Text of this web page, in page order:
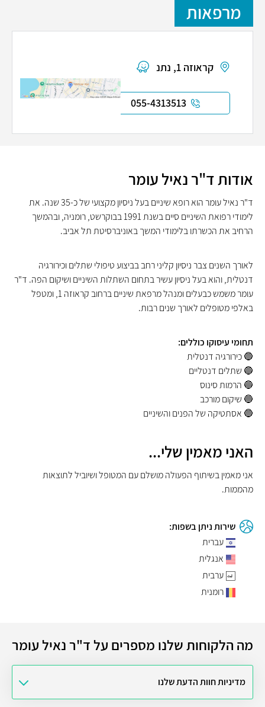
מרפאות
קראוזה 1, נתניה
055-4313513
אודות ד"ר נאיל עומר
ד"ר נאיל עומר הוא רופא שיניים בעל ניסיון מקצועי של כ-35 שנה. את
לימודי רפואת השיניים סיים בשנת 1991 בבוקרשט, רומניה, ובהמשך
הרחיב את הכשרתו בלימודי המשך באוניברסיטת תל אביב.
לאורך השנים צבר ניסיון קליני רחב בביצוע טיפולי שתלים וכירורגיה
דנטלית, והוא בעל ניסיון עשיר בתחום השתלות השיניים ושיקום הפה. ד"ר
עומר משמש כבעלים ומנהל מרפאת שיניים ברחוב קראוזה 1, ומטפל
באלפי מטופלים לאורך שנים רבות.
תחומי עיסוקו כוללים:
🔵 כירורגיה דנטלית
🔵 שתלים דנטליים
🔵 הרמות סינוס
🔵 שיקום מורכב
🔵 אסתטיקה של הפנים והשיניים
האני מאמין שלי...
אני מאמין בשיתוף הפעולה מושלם עם המטופל ושיוביל לתוצאות
מהממות.
שירות ניתן בשפות:
עברית
אנגלית
ערבית
רומנית
מה הלקוחות שלנו מספרים על ד"ר נאיל עומר
מדיניות חוות הדעת שלנו